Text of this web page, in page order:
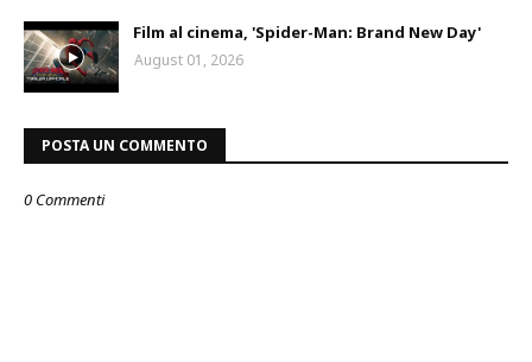
Film al cinema, 'Spider-Man: Brand New Day'
August 01, 2026
POSTA UN COMMENTO
0 Commenti